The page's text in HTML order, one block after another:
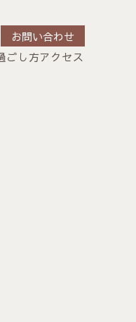
お問い合わせ
ごし方アクセス
お問い合わせ